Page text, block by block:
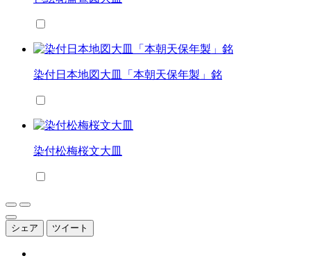
染付日本地図大皿「本朝天保年製」銘
染付松梅桜文大皿
シェア ツイート